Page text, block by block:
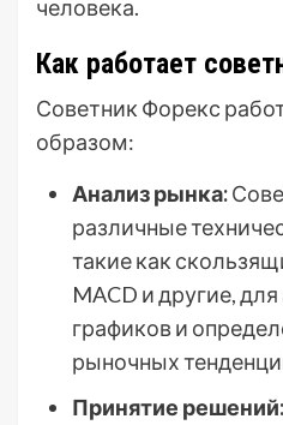
человека.
Как работает
Советник Форекс
образом:
Анализ рынка:
различные
такие как
MACD и другие,
графиков и
рыночных
Принятие решений: